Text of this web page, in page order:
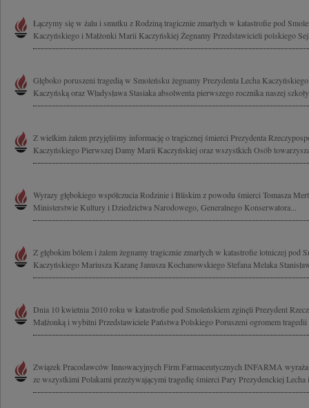
Łączymy się w żalu i smutku z Rodziną tragicznie zmarłych w katastrofie pod
Kaczyńskiego i Małżonki Marii Kaczyńskiej Żegnamy Przedstawicieli polskiego
Głęboko poruszeni tragedią w Smoleńsku żegnamy Prezydenta Lecha
Kaczyńską oraz Władysława Stasiaka absolwenta pierwszego rocznika naszej
Z wielkim żalem przyjęliśmy informację o tragicznej śmierci Prezydenta
Kaczyńskiego Pierwszej Damy Marii Kaczyńskiej oraz wszystkich Osób
Wyrazy głębokiego współczucia Rodzinie i Bliskim z powodu śmierci Tomasza
Ministerstwie Kultury i Dziedzictwa Narodowego, Generalnego Konserwatora...
Z głębokim bólem i żalem żegnamy tragicznie zmarłych w katastrofie lotniczej pod
Kaczyńskiego Mariusza Kazanę Janusza Kochanowskiego Stefana Melaka
Dnia 10 kwietnia 2010 roku w katastrofie pod Smoleńskiem zginęli Prezydent
Małżonką i wybitni Przedstawiciele Państwa Polskiego Poruszeni ogromem tragedii
Związek Pracodawców Innowacyjnych Firm Farmaceutycznych INFARMA wyraża
ze wszystkimi Polakami przeżywającymi tragedię śmierci Pary Prezydenckiej